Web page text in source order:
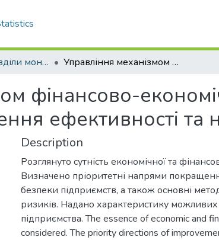
Монографії, розділи монографій Управління механізмом фінансово-економічної безпеки підприємств: підвищення ефективності та напрями покращення
фінансово-
ефективності
Description
Розглянуто сутність економічної та
Визначено пріоритетні напрями
безпеки підприємств, а також основні
ризиків. Надано характеристику можливих
підприємства. The essence of economic and
considered. The priority directions of